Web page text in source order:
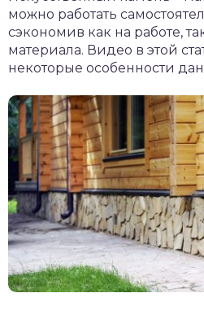
можно работать
сэкономив как на работе,
материала. Видео в этой
некоторые особенности